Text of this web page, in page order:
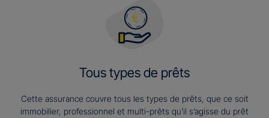
Tous types de prêts
Cette assurance couvre tous les types de prêts, que ce soit
immobilier, professionnel et multi-prêts qu’il s’agisse du prêt